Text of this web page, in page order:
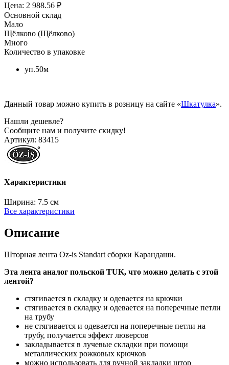
Цена: 2 988.56 ₽
Основной склад
Мало
Щёлково (Щёлково)
Много
Количество в упаковке
уп.50м
Данный товар можно купить в розницу на сайте «Шкатулка».
Нашли дешевле?
Сообщите нам и получите скидку!
Артикул: 83415
Характеристики
Ширина: 7.5 см
Все характеристики
Описание
Шторная лента Oz-is Standart сборки Карандаши.
Эта лента аналог польской TUK, что можно делать с этой
лентой?
стягивается в складку и одевается на крючки
стягивается в складку и одевается на поперечные петли
на трубу
не стягивается и одевается на поперечные петли на
трубу, получается эффект люверсов
закладывается в лучевые складки при помощи
металлических рожковых крючков
можно использовать для ручной закладки штор